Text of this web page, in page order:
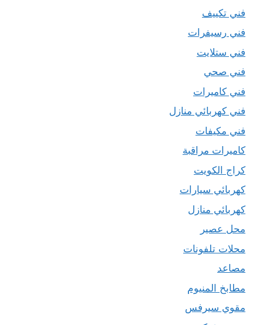
فني تكييف
فني رسيفرات
فني ستلايت
فني صحي
فني كاميرات
فني كهربائي منازل
فني مكيفات
كاميرات مراقبة
كراج الكويت
كهربائي سيارات
كهربائي منازل
محل عصير
محلات تلفونات
مصاعد
مطابخ المنيوم
مقوي سيرفس